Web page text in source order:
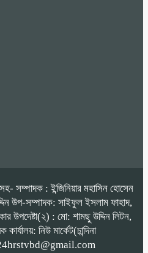
সম্পাদক : ইন্জিনিয়ার মহাসিন হোসেন
উপ-সম্পাদক: সাইফুল ইসলাম ফাহাদ,
উপদেষ্টা(২) : মো: শামছু উদ্দিন লিটন,
নিউ মার্কেট(চান্দিনা
:24hrstvbd@gmail.com